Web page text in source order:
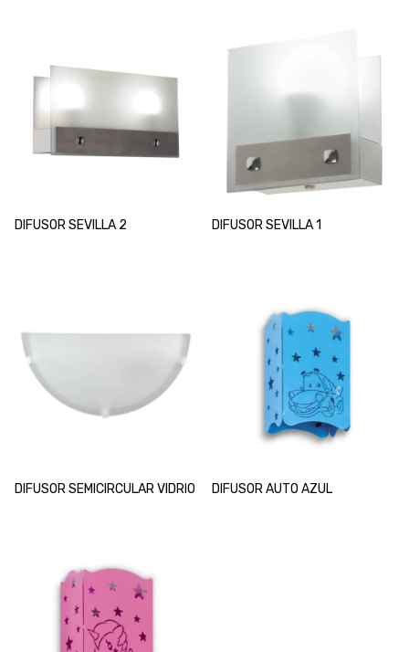
DIFUSOR SEVILLA 2 DIFUSOR SEVILLA 1
DIFUSOR SEMICIRCULAR VIDRIO DIFUSOR AUTO AZUL